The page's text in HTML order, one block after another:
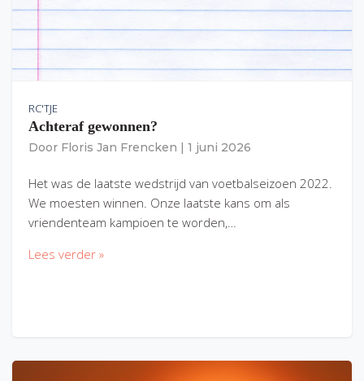
RC'TJE
Achteraf gewonnen?
Door Floris Jan Frencken 1 juni 2026
Het was de laatste wedstrijd van voetbalseizoen 2022.
We moesten winnen. Onze laatste kans om als
vriendenteam kampioen te worden,…
Lees verder »